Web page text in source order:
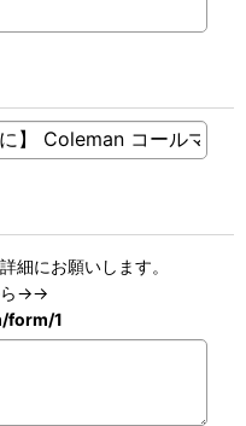
細にお願いします。
ら→→
form/1